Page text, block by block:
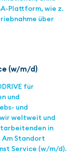
Plattform, wie z.
über
(w/m/d)
für
und
und
weltweit und
in
Am Standort
Service (w/m/d).